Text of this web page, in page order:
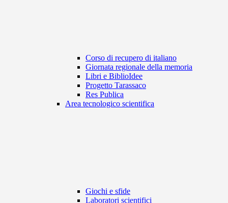
Corso di recupero di italiano
Giornata regionale della memoria
Libri e BiblioIdee
Progetto Tarassaco
Res Publica
Area tecnologico scientifica
Giochi e sfide
Laboratori scientifici